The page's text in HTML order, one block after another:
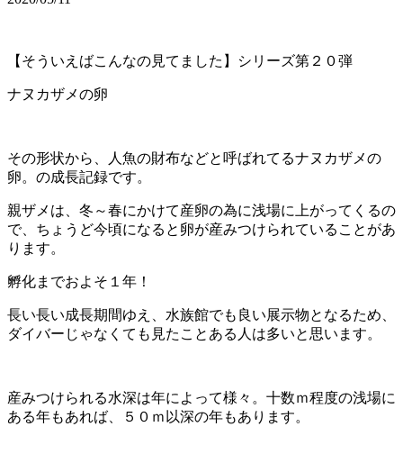
【そういえばこんなの見てました】シリーズ第２０弾
ナヌカザメの卵
その形状から、人魚の財布などと呼ばれてるナヌカザメの
卵。の成長記録です。
親ザメは、冬～春にかけて産卵の為に浅場に上がってくるの
で、ちょうど今頃になると卵が産みつけられていることがあ
ります。
孵化までおよそ１年！
長い長い成長期間ゆえ、水族館でも良い展示物となるため、
ダイバーじゃなくても見たことある人は多いと思います。
産みつけられる水深は年によって様々。十数ｍ程度の浅場に
ある年もあれば、５０ｍ以深の年もあります。